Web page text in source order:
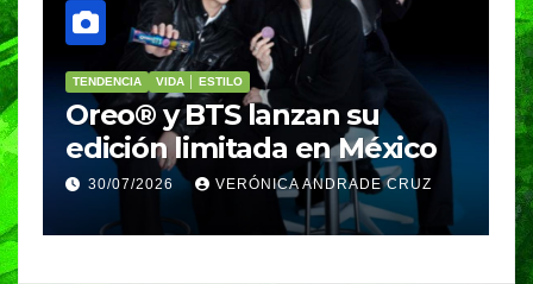
PORTADA VIDA │ ESTILO
Nosotros Bailamos,
Nosotros Volamos llega al
GIFF
25/07/2026 VERÓNICA ANDRADE CRUZ